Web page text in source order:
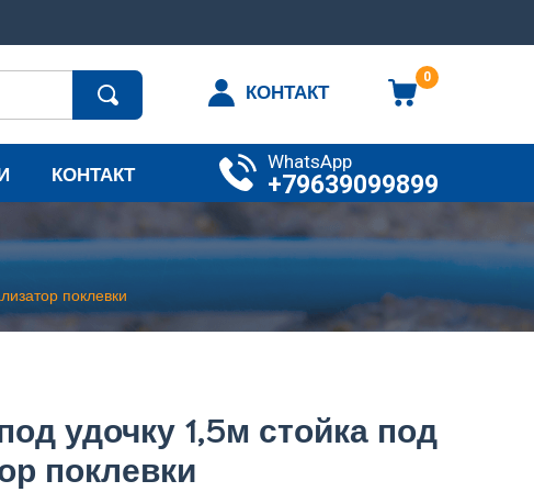
0
КОНТАКТ
КОНТАКТ WhatsApp
+79639099899
поклевки
удочку 1,5м стойка под
поклевки